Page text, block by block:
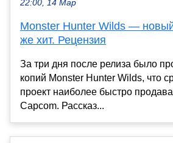
22:00, 14 Мар
Monster Hunter Wilds —
же хит. Рецензия
За три дня после релиза было
копий Monster Hunter Wilds, что
проект наиболее быстро
Capcom. Рассказ...